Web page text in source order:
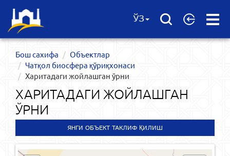
Open
ЎЗ
Бош сахифа
Объектлар
Чатқол биосфера қўриқхонаси
Харитадаги жойлашган ўрни
ХАРИТАДАГИ ЖОЙЛАШГАН
ЎРНИ
ЯНГИ ОБЪЕКТ ТАКЛИФ ҚИЛИШ